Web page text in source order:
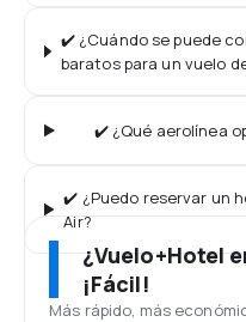
✔️ ¿Cuándo se puede
baratos para un vuelo
✔️ ¿Qué aerolínea
✔️ ¿Puedo reservar un
Air?
¿Vuelo+Hotel
¡Fácil!
Más rápido, más